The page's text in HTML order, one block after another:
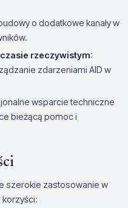
o dodatkowe kanały w
rzeczywistym:
zdarzeniami AID w
wsparcie techniczne
bieżącą pomoc i
szerokie zastosowanie w